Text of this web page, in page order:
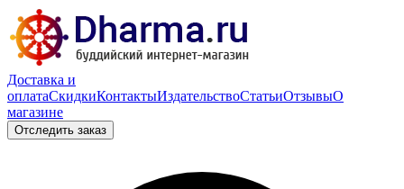
Доставка и
оплатаСкидкиКонтактыИздательствоСтатьиОтзывыО
магазине
Отследить заказ